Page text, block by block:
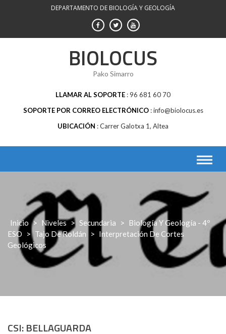
DEPARTAMENTO DE BIOLOGÍA Y GEOLOGÍA
BIOLOCUS
Pako Simarro
LLAMAR AL SOPORTE 96 681 60 70
SOPORTE POR CORREO ELECTRÓNICO info@biolocus.es
UBICACIÓN
Carrer Galotxa 1, Altea
Inicio > Niveles > Secundaria >
Biología Y Geología - 4º
ESO
> Tajo De Roldán > Interpretación De Cortes
Geológicos
CSI: BELLAGUARDA